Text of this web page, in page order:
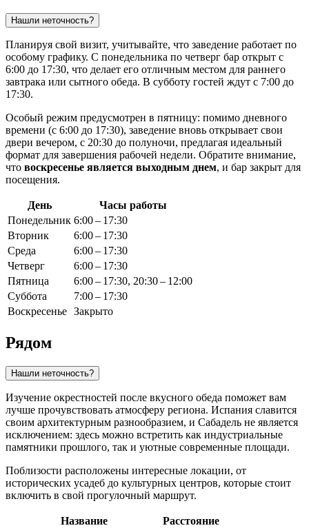
Нашли неточность?
Планируя свой визит, учитывайте, что заведение работает по
особому графику. С понедельника по четверг бар открыт с
6:00 до 17:30, что делает его отличным местом для раннего
завтрака или сытного обеда. В субботу гостей ждут с 7:00 до
17:30.
Особый режим предусмотрен в пятницу: помимо дневного
времени (с 6:00 до 17:30), заведение вновь открывает свои
двери вечером, с 20:30 до полуночи, предлагая идеальный
формат для завершения рабочей недели. Обратите внимание,
что воскресенье является выходным днем, и бар закрыт для
посещения.
День
Часы работы
Понедельник 6:00 – 17:30
Вторник
6:00 – 17:30
Среда
6:00 – 17:30
Четверг
6:00 – 17:30
Пятница
6:00 – 17:30, 20:30 – 12:00
Суббота
7:00 – 17:30
Воскресенье Закрыто
Рядом
Нашли неточность?
Изучение окрестностей после вкусного обеда поможет вам
лучше прочувствовать атмосферу региона. Испания славится
своим архитектурным разнообразием, и Сабадель не является
исключением: здесь можно встретить как индустриальные
памятники прошлого, так и уютные современные площади.
Поблизости расположены интересные локации, от
исторических усадеб до культурных центров, которые стоит
включить в свой прогулочный маршрут.
Название
Расстояние